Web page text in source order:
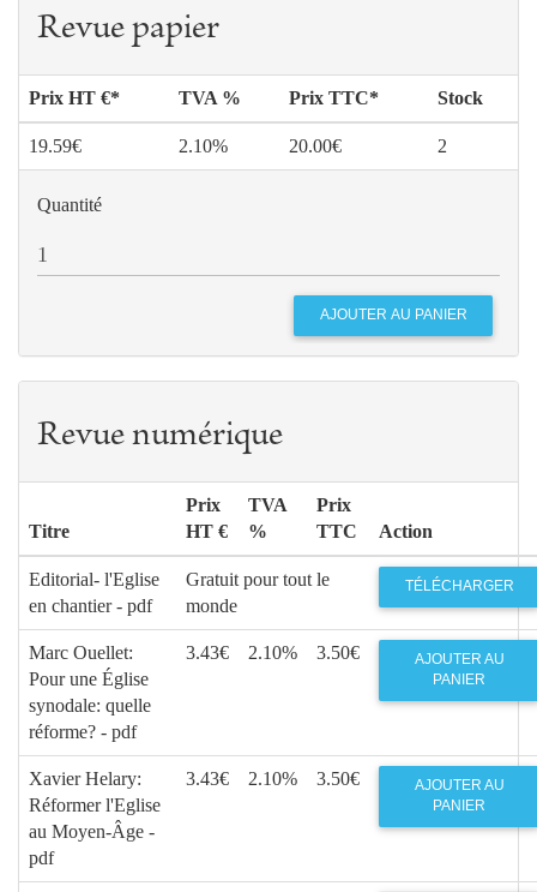
Revue papier
Prix HT €* TVA % Prix TTC* Stock
19.59€ 2.10% 20.00€ 2
Quantité
Revue numérique
Titre
Prix
HT €
TVA
%
Prix
TTC
Action
Editorial- l'Eglise
en chantier - pdf
Gratuit pour tout le
monde
TÉLÉCHARGER
Marc Ouellet:
Pour une Église
synodale: quelle
réforme? - pdf
3.43€ 2.10% 3.50€
AJOUTER AU
PANIER
Xavier Helary:
Réformer l'Eglise
au Moyen-Âge -
pdf
3.43€ 2.10% 3.50€
AJOUTER AU
PANIER